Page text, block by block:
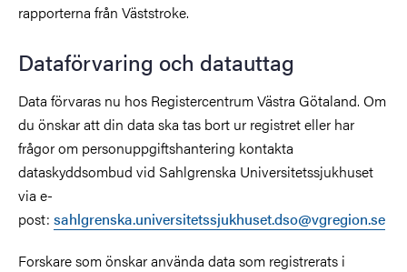
rapporterna från Väststroke.
Dataförvaring och datauttag
Data förvaras nu hos Registercentrum Västra Götaland. Om
du önskar att din data ska tas bort ur registret eller har
frågor om personuppgiftshantering kontakta
dataskyddsombud vid Sahlgrenska Universitetssjukhuset
via e-
post: sahlgrenska.universitetssjukhuset.dso@vgregion.se
Forskare som önskar använda data som registrerats i